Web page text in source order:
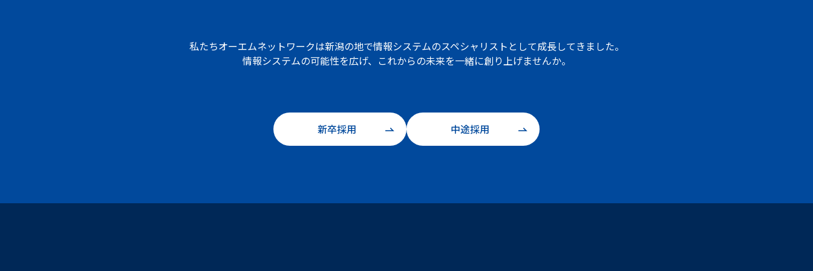
私たちオーエムネットワークは新潟の地で情報システムのスペシャリストとして成長してきました。
情報システムの可能性を広げ、 これからの未来を一緒に創り上げませんか。
新卒採用 中途採用